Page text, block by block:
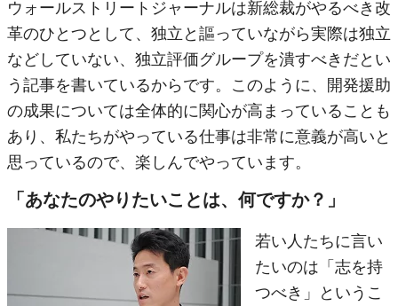
ウォールストリートジャーナルは新総裁がやるべき改
革のひとつとして、独立と謳っていながら実際は独立
などしていない、独立評価グループを潰すべきだとい
う記事を書いているからです。このように、開発援助
の成果については全体的に関心が高まっていることも
あり、私たちがやっている仕事は非常に意義が高いと
思っているので、楽しんでやっています。
「あなたのやりたいことは、何ですか？」
若い人たちに言い
たいのは「志を持
つべき」というこ